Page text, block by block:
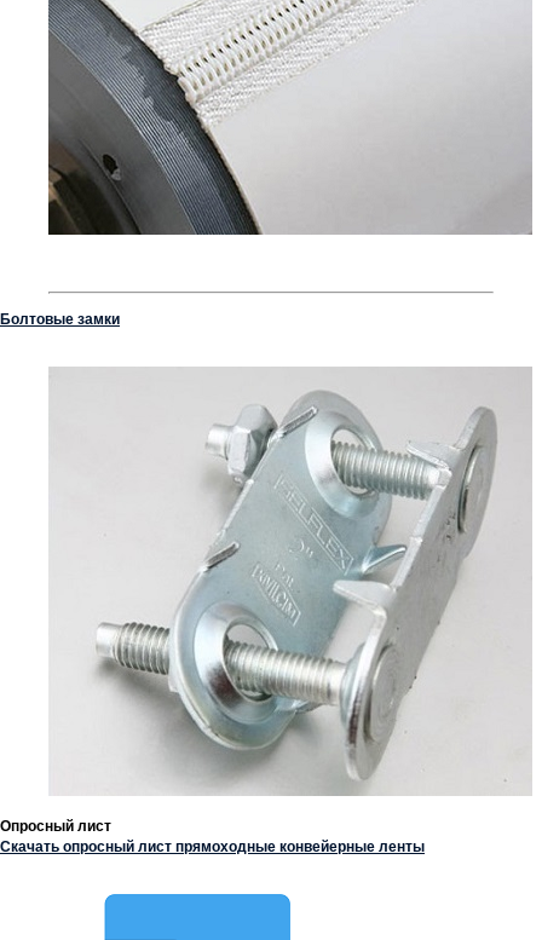
Болтовые замки
Опросный лист
Скачать опросный лист прямоходные конвейерные ленты